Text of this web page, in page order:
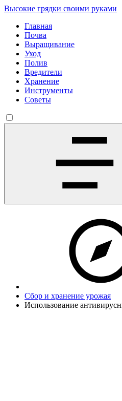
Высокие грядки своими руками
Главная
Почва
Выращивание
Уход
Полив
Вредители
Хранение
Инструменты
Советы
Сбор и хранение урожая
Использование